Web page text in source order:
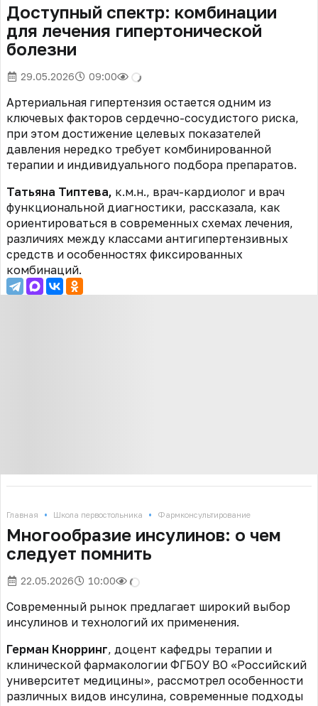
Доступный спектр: комбинации
для лечения гипертонической
болезни
29.05.2026 09:00
Артериальная гипертензия остается одним из
ключевых факторов сердечно-сосудистого риска,
при этом достижение целевых показателей
давления нередко требует комбинированной
терапии и индивидуального подбора препаратов.
Татьяна Типтева, к.м.н., врач-кардиолог и врач
функциональной диагностики, рассказала, как
ориентироваться в современных схемах лечения,
различиях между классами антигипертензивных
средств и особенностях фиксированных
комбинаций.
Главная • Школа первостольника • Фармконсультирование
Многообразие инсулинов: о чем
следует помнить
22.05.2026 10:00
Современный рынок предлагает широкий выбор
инсулинов и технологий их применения.
Герман Кнорринг, доцент кафедры терапии и
клинической фармакологии ФГБОУ ВО «Российский
университет медицины», рассмотрел особенности
различных видов инсулина, современные подходы